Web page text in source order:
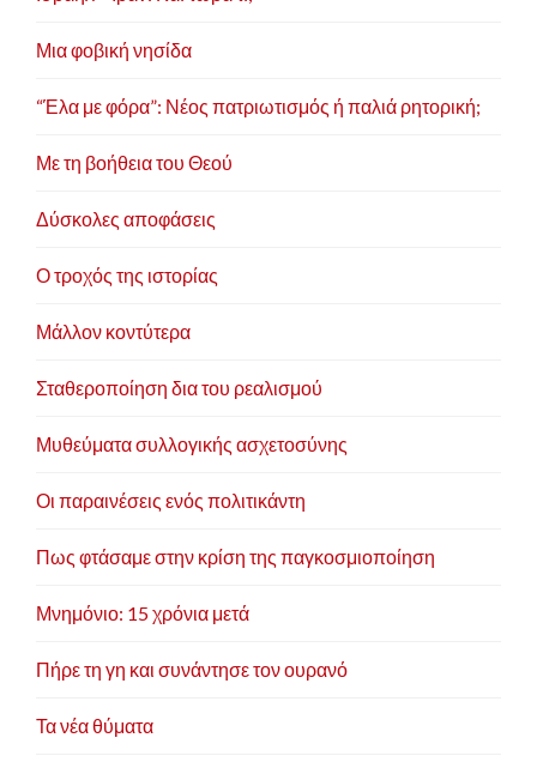
Μια φοβική νησίδα
“Έλα με φόρα”: Νέος πατριωτισμός ή παλιά ρητορική;
Με τη βοήθεια του Θεού
Δύσκολες αποφάσεις
Ο τροχός της ιστορίας
Μάλλον κοντύτερα
Σταθεροποίηση δια του ρεαλισμού
Μυθεύματα συλλογικής ασχετοσύνης
Οι παραινέσεις ενός πολιτικάντη
Πως φτάσαμε στην κρίση της παγκοσμιοποίηση
Μνημόνιο: 15 χρόνια μετά
Πήρε τη γη και συνάντησε τον ουρανό
Τα νέα θύματα